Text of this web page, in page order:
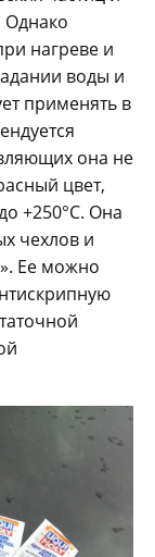
Однако
нагреве и
воды и
применять в
она не
цвет,
+250°C. Она
чехлов и
Ее можно